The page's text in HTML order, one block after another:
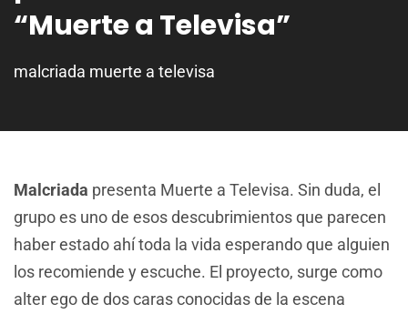
“Muerte a Televisa”
malcriada muerte a televisa
Malcriada presenta Muerte a Televisa. Sin duda, el
grupo es uno de esos descubrimientos que parecen
haber estado ahí toda la vida esperando que alguien
los recomiende y escuche. El proyecto, surge como
alter ego de dos caras conocidas de la escena